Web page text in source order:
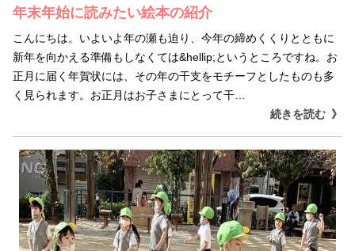
年末年始に読みたい絵本の紹介
こんにちは。いよいよ年の瀬も迫り、今年の締めくくりとともに
新年を向かえる準備もしなくては&hellip;というところですね。お
正月に届く年賀状には、その年の干支をモチーフとしたものも多
く見られます。お正月はお子さまにとって干…
続きを読む